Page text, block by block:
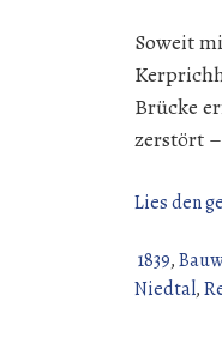
Soweit
Brücke
zerstört
Lies den
1839,
Niedtal,